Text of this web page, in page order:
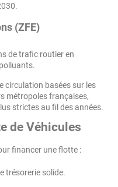
(ZFE)
de trafic routier en
circulation basées sur les
métropoles françaises,
strictes au fil des années.
de Véhicules
financer une flotte :
trésorerie solide.